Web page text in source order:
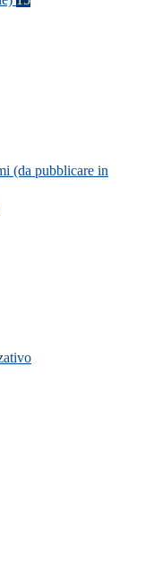
(da pubblicare in